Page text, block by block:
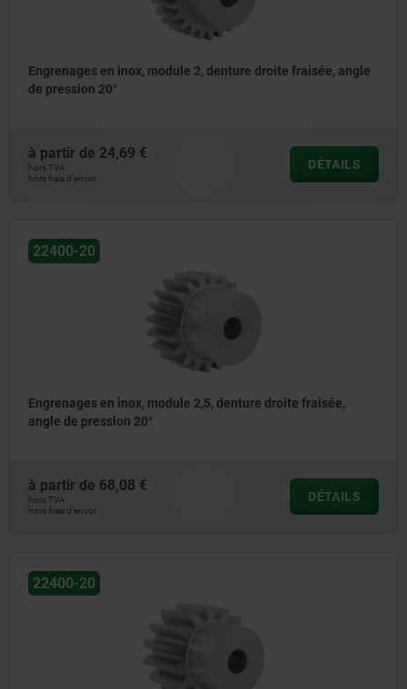
Engrenages en inox, module 2, denture droite fraisée, angle
de pression 20°
à partir de 24,69 €
hors TVA
hors frais d’envoi
DÉTAILS
22400-20
Engrenages en inox, module 2,5, denture droite fraisée,
angle de pression 20°
à partir de 68,08 €
hors TVA
hors frais d’envoi
DÉTAILS
22400-20